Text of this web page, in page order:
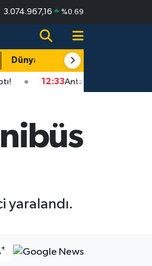
3.074.967,16 %0.69
Dünya Resmi Reklamlar
Antalya'da hastanedeyken eşi terk
yaralandı.
+